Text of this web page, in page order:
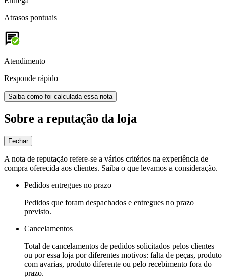
Atrasos pontuais
Atendimento
Responde rápido
Saiba como foi calculada essa nota
Sobre a reputação da loja
Fechar
A nota de reputação refere-se a vários critérios na experiência de
compra oferecida aos clientes. Saiba o que levamos a consideração.
Pedidos entregues no prazo
Pedidos que foram despachados e entregues no prazo
previsto.
Cancelamentos
Total de cancelamentos de pedidos solicitados pelos clientes
ou por essa loja por diferentes motivos: falta de peças, produto
com avarias, produto diferente ou pelo recebimento fora do
prazo.